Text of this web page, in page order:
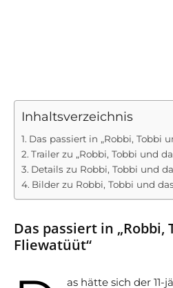
Inhaltsverzeichnis
Das passiert in „Robbi, Tobbi
Trailer zu „Robbi, Tobbi und
Details zu Robbi, Tobbi und
Bilder zu Robbi, Tobbi und
Das passiert in „Robbi,
Fliewatüüt“
as hätte sich der 11-